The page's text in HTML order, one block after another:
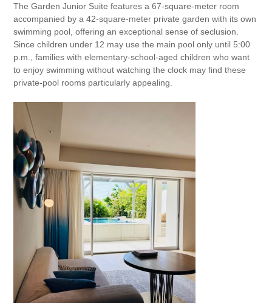
The Garden Junior Suite features a 67-square-meter room
accompanied by a 42-square-meter private garden with its own
swimming pool, offering an exceptional sense of seclusion.
Since children under 12 may use the main pool only until 5:00
p.m., families with elementary-school-aged children who want
to enjoy swimming without watching the clock may find these
private-pool rooms particularly appealing.